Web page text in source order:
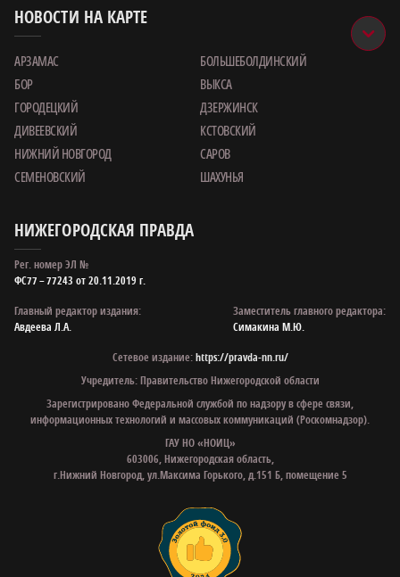
НОВОСТИ НА КАРТЕ
АРЗАМАС
БОЛЬШЕБОЛДИНСКИЙ
БОР
ВЫКСА
ГОРОДЕЦКИЙ
ДЗЕРЖИНСК
ДИВЕЕВСКИЙ
КСТОВСКИЙ
НИЖНИЙ НОВГОРОД
САРОВ
СЕМЕНОВСКИЙ
ШАХУНЬЯ
НИЖЕГОРОДСКАЯ ПРАВДА
Рег. номер ЭЛ №
ФС77 – 77243 от 20.11.2019 г.
Главный редактор издания:
Авдеева Л.А.
Заместитель главного редактора:
Симакина М.Ю.
Сетевое издание:https://pravda-nn.ru/
Учредитель: Правительство Нижегородской области
Зарегистрировано Федеральной службой по надзору в сфере связи,
информационных технологий и массовых коммуникаций (Роскомнадзор).
ГАУ НО «НОИЦ»
603006, Нижегородская область,
г.Нижний Новгород, ул.Максима Горького, д.151 Б, помещение 5